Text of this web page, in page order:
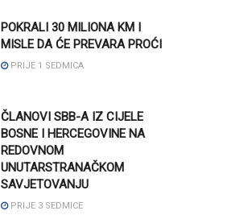
POKRALI 30 MILIONA KM I
MISLE DA ĆE PREVARA PROĆI
PRIJE 1 SEDMICA
ČLANOVI SBB-A IZ CIJELE
BOSNE I HERCEGOVINE NA
REDOVNOM
UNUTARSTRANAČKOM
SAVJETOVANJU
PRIJE 3 SEDMICE